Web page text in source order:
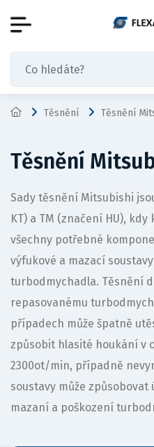
Těsnění Těsnění
Těsnění
Sady těsnění Mitsubishi
KT) a TM (značení HU),
všechny potřebné
výfukové a mazací
turbodmychadla. Těsnění
repasovanému
případech může špatně
způsobit hlasité houkání v
2300ot/min, případně
soustavy může
mazaní a poškození